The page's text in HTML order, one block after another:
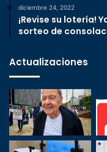
diciembre 24, 2022
¡Revise su lotería!
sorteo de
Actualizaciones